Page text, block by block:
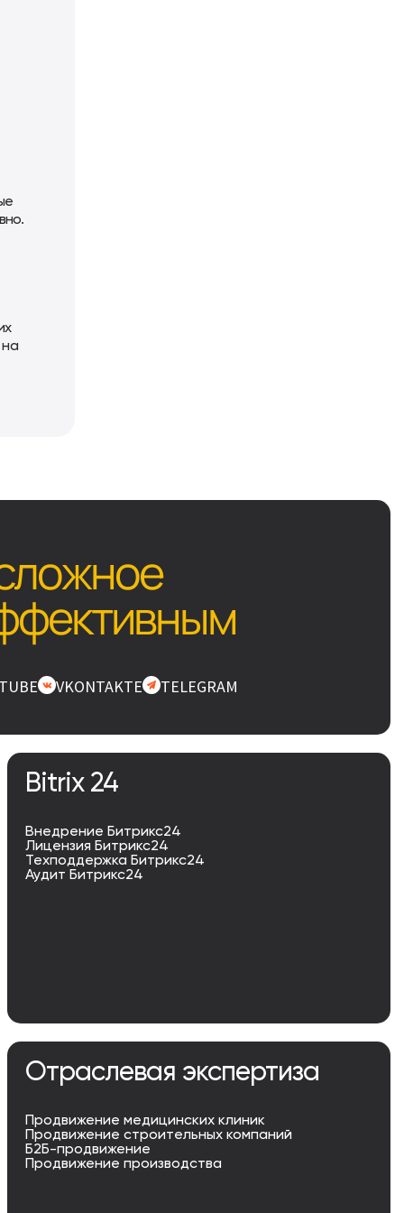
на
VKONTAKTE TELEGRAM
Bitrix 24
Внедрение Битрикс24
Лицензия Битрикс24
Техподдержка Битрикс24
Аудит Битрикс24
Отраслевая экспертиза
Продвижение медицинских клиник
Продвижение строительных компаний
Б2Б-продвижение
Продвижение производства